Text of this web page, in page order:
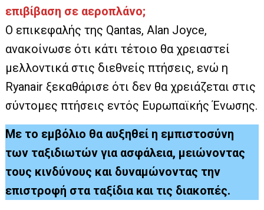
επιβίβαση σε αεροπλάνο;
Ο επικεφαλής της Qantas, Alan Joyce,
ανακοίνωσε ότι κάτι τέτοιο θα χρειαστεί
μελλοντικά στις διεθνείς πτήσεις, ενώ η
Ryanair ξεκαθάρισε ότι δεν θα χρειάζεται στις
σύντομες πτήσεις εντός Ευρωπαϊκής Ένωσης.
Με το εμβόλιο θα αυξηθεί η εμπιστοσύνη
των ταξιδιωτών για ασφάλεια, μειώνοντας
τους κινδύνους και δυναμώνοντας την
επιστροφή στα ταξίδια και τις διακοπές.